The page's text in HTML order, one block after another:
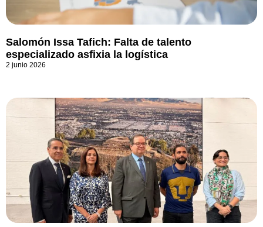
Salomón Issa Tafich: Falta de talento
especializado asfixia la logística
2 junio 2026